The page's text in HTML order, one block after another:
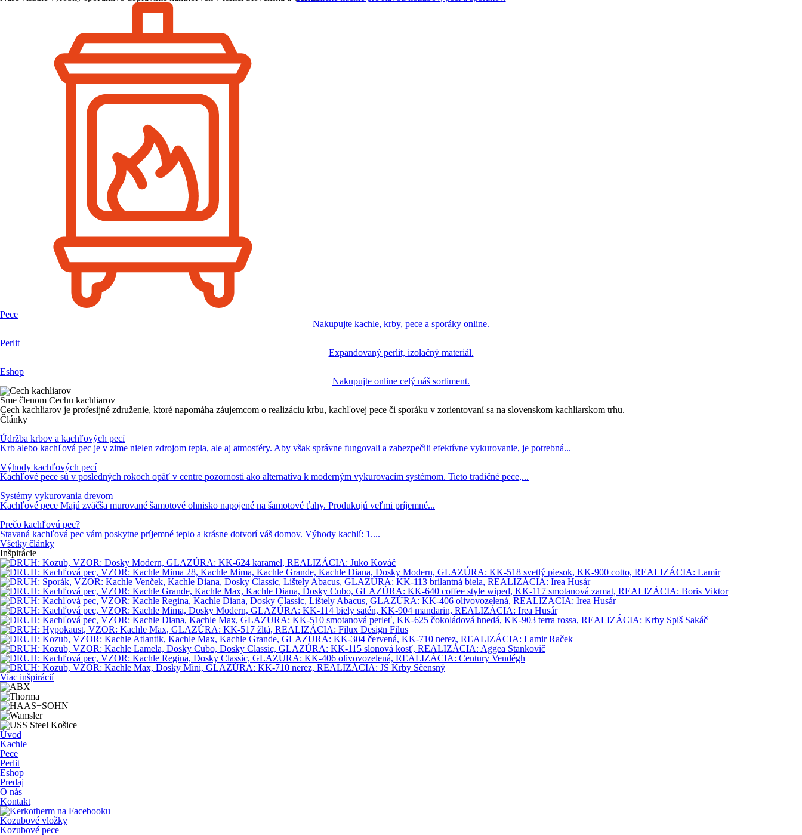
Pece
Nakupujte kachle, krby, pece a sporáky online.
Perlit
Expandovaný perlit, izolačný materiál.
Eshop
Nakupujte online celý náš sortiment.
Sme členom Cechu kachliarov
Cech kachliarov je profesijné združenie, ktoré napomáha záujemcom o realizáciu krbu, kachľovej pece či sporáku v zorientovaní sa na slovenskom kachliarskom trhu.
Články
Údržba krbov a kachľových pecí
Krb alebo kachľová pec je v zime nielen zdrojom tepla, ale aj atmosféry. Aby však správne fungovali a zabezpečili efektívne vykurovanie, je potrebná...
Výhody kachľových pecí
Kachľové pece sú v posledných rokoch opäť v centre pozornosti ako alternatíva k moderným vykurovacím systémom. Tieto tradičné pece,...
Systémy vykurovania drevom
Kachľové pece Majú zväčša murované šamotové ohnisko napojené na šamotové ťahy. Produkujú veľmi príjemné...
Prečo kachľovú pec?
Stavaná kachľová pec vám poskytne príjemné teplo a krásne dotvorí váš domov. Výhody kachlí: 1....
Všetky články
Inšpirácie
Viac inšpirácií
Úvod
Kachle
Pece
Perlit
Eshop
Predaj
O nás
Kontakt
Kozubové vložky
Kozubové pece